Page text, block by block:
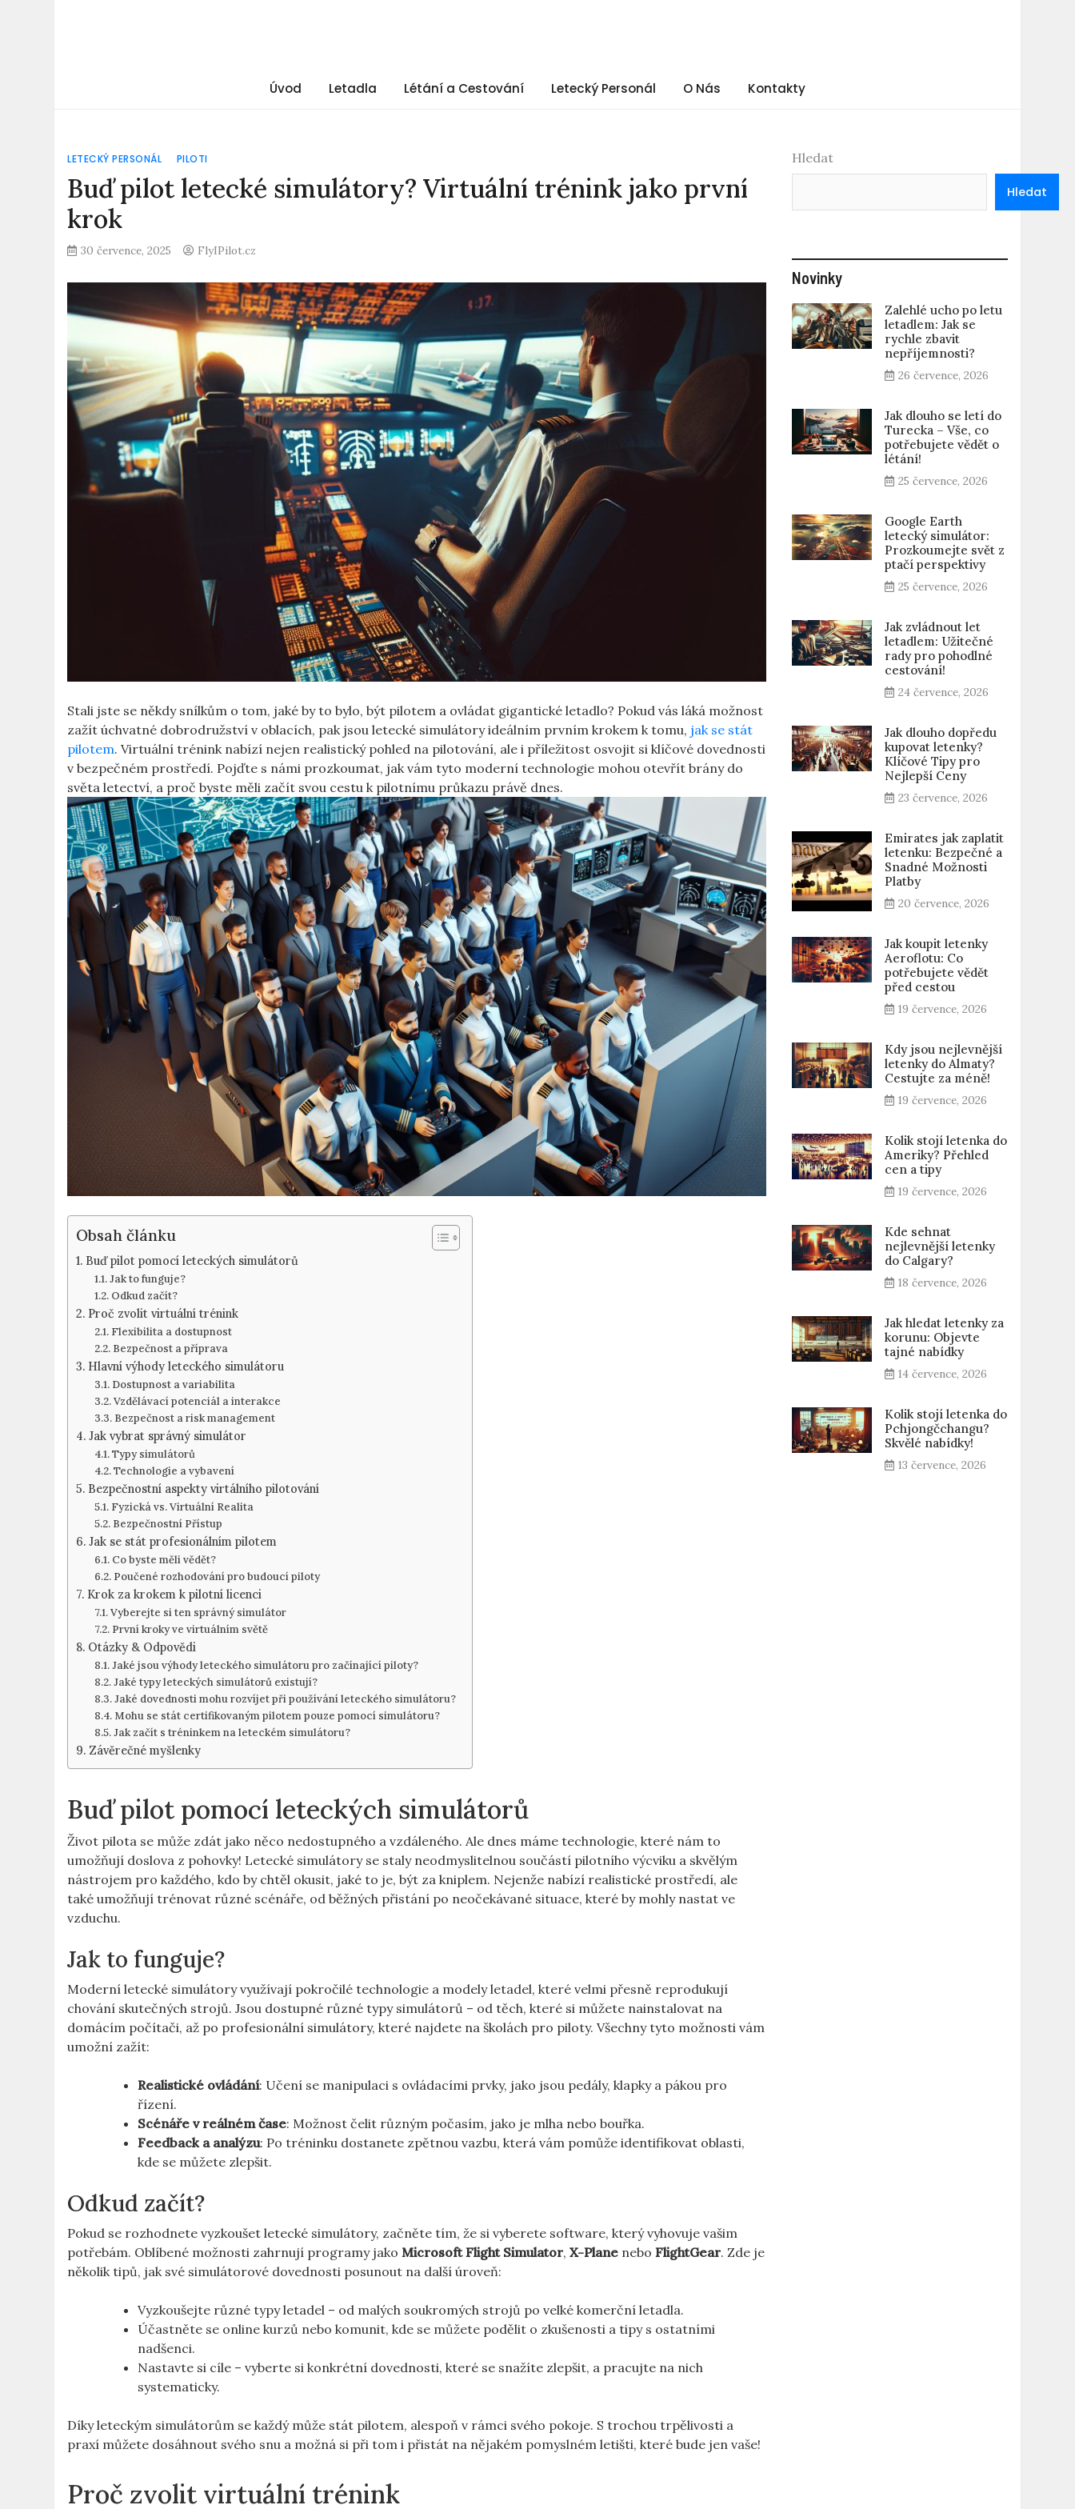
Úvod Letadla Létání a Cestování Letecký Personál O Nás Kontakty
LETECKÝ PERSONÁL PILOTI
Buď pilot letecké simulátory? Virtuální trénink jako první
krok
30 července, 2025 FlyIPilot.cz
Stali jste se někdy⁣ snílkům o tom, jaké by to bylo, být pilotem a ovládat gigantické letadlo? Pokud ​vás láká možnost
zažít úchvatné dobrodružství v​ oblacích, pak jsou ‌letecké simulátory ideálním prvním krokem k tomu, jak se stát
pilotem. Virtuální trénink nabízí nejen realistický pohled na pilotování, ale i příležitost osvojit si klíčové dovednosti
v bezpečném prostředí. Pojďte⁢ s námi prozkoumat, jak vám tyto moderní⁣ technologie mohou otevřít brány do
světa letectví, a proč byste měli začít ‍svou cestu k pilotnímu průkazu právě⁣ dnes.
Obsah článku
Buď pilot ⁢pomocí leteckých simulátorů
Jak to funguje?
Odkud začít?
Proč⁤ zvolit virtuální trénink
Flexibilita a dostupnost
Bezpečnost a příprava
Hlavní výhody leteckého simulátoru
Dostupnost a variabilita
Vzdělávací potenciál a interakce
Bezpečnost ⁤a ⁣risk management
Jak vybrat ⁤správný simulátor
Typy simulátorů
Technologie a vybavení
Bezpečnostní aspekty virtálního pilotování
Fyzická vs. Virtuální‌ Realita
Bezpečnostní Přístup
Jak se stát profesionálním pilotem
Co byste měli vědět?
Poučené ‍rozhodování pro budoucí piloty
Krok za krokem k pilotní licenci
Vyberejte si ten správný simulátor
První kroky⁣ ve virtuálním světě
Otázky &​ Odpovědi
Jaké jsou výhody leteckého simulátoru pro začínající piloty?
Jaké typy leteckých simulátorů existují?
Jaké dovednosti mohu rozvíjet při používání leteckého simulátoru?
Mohu se stát certifikovaným pilotem pouze ‍pomocí simulátoru?
Jak začít‍ s tréninkem na leteckém⁣ simulátoru?
Závěrečné myšlenky
Buď pilot ⁢pomocí leteckých simulátorů
Život pilota se může zdát jako něco nedostupného a⁤ vzdáleného. Ale⁤ dnes máme⁣ technologie, které nám to
umožňují doslova z pohovky!⁢ Letecké simulátory se staly neodmyslitelnou součástí⁣ pilotního výcviku ‌a skvělým
nástrojem pro každého, kdo by chtěl okusit, jaké to‌ je, ‍být za kniplem. Nejenže nabízí⁤ realistické‌ prostředí, ale
také umožňují trénovat různé scénáře, od běžných ‌přistání po neočekávané‍ situace,⁢ které by mohly nastat ve
vzduchu.
Jak to funguje?
Moderní letecké simulátory využívají pokročilé technologie a modely letadel,‍ které velmi přesně reprodukují⁣
chování skutečných strojů. Jsou dostupné různé typy simulátorů – od těch, ⁢které si můžete nainstalovat⁣ na
domácím ⁣počítači, až po profesionální simulátory, které najdete na školách pro piloty. Všechny ​tyto možnosti vám
umožní zažít:
Realistické ovládání: Učení se manipulaci ⁣s ovládacími⁣ prvky, jako jsou‌ pedály, klapky a pákou pro
řízení.
Scénáře v​ reálném čase: Možnost ⁤čelit různým počasím, jako je mlha nebo bouřka.
Feedback a analýzu: Po tréninku ‍dostanete zpětnou vazbu,⁤ která ⁤vám pomůže ‍identifikovat ‍oblasti,
kde se můžete ​zlepšit.
Odkud začít?
Pokud se rozhodnete vyzkoušet letecké simulátory, začněte tím, že ⁢si vyberete ⁣software, který ‌vyhovuje vašim
potřebám. ‍Oblíbené možnosti zahrnují programy jakoMicrosoft Flight Simulator,X-Plane neboFlightGear. Zde je
několik tipů, jak své simulátorové dovednosti posunout na další úroveň:
Vyzkoušejte různé typy letadel – ‍od malých soukromých strojů ⁤po velké komerční letadla.
Účastněte se online kurzů nebo komunit, kde⁣ se můžete podělit o zkušenosti a‍ tipy s ostatními
nadšenci.
Nastavte​ si cíle – vyberte si konkrétní‍ dovednosti, které‍ se snažíte zlepšit, a pracujte na nich
systematicky.
Díky leteckým simulátorům se ⁣každý může stát pilotem, alespoň v ⁢rámci svého pokoje. S trochou trpělivosti a
praxí můžete ⁤dosáhnout svého snu a možná si při tom⁢ i přistát na nějakém pomyslném letišti, které bude jen vaše!
Proč⁤ zvolit virtuální trénink
Hledat
Hledat
Novinky
Zalehlé ucho po letu
letadlem: Jak se
rychle zbavit
nepříjemnosti?
26 července, 2026
Jak dlouho se letí do
Turecka – Vše, co
potřebujete vědět o
létání!
25 července, 2026
Google Earth
letecký simulátor:
Prozkoumejte svět z
ptačí perspektivy
25 července, 2026
Jak zvládnout let
letadlem: Užitečné
rady pro pohodlné
cestování!
24 července, 2026
Jak dlouho dopředu
kupovat letenky?
Klíčové Tipy pro
Nejlepší Ceny
23 července, 2026
Emirates jak zaplatit
letenku: Bezpečné a
Snadné Možnosti
Platby
20 července, 2026
Jak koupit letenky
Aeroflotu: Co
potřebujete vědět
před cestou
19 července, 2026
Kdy jsou nejlevnější
letenky do Almaty?
Cestujte za méně!
19 července, 2026
Kolik stojí letenka do
Ameriky? Přehled
cen a tipy
19 července, 2026
Kde sehnat
nejlevnější letenky
do Calgary?
18 července, 2026
Jak hledat letenky za
korunu: Objevte
tajné nabídky
14 července, 2026
Kolik stojí letenka do
Pchjongčchangu?
Skvělé nabídky!
13 července, 2026